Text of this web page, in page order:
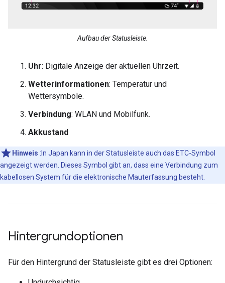
Aufbau der Statusleiste.
Uhr: Digitale Anzeige der aktuellen Uhrzeit.
Wetterinformationen: Temperatur und
Wettersymbole.
Verbindung: WLAN und Mobilfunk.
Akkustand
Hinweis :In Japan kann in der Statusleiste auch das ETC-Symbol
angezeigt werden. Dieses Symbol gibt an, dass eine Verbindung zum
kabellosen System für die elektronische Mauterfassung besteht.
Hintergrundoptionen
Für den Hintergrund der Statusleiste gibt es drei Optionen: